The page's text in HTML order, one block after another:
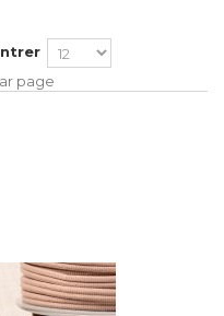
page